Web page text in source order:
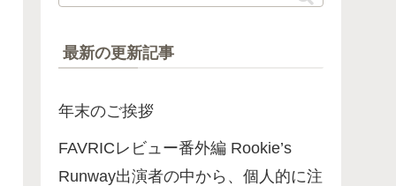
最新の更新記事
年末のご挨拶
FAVRICレビュー番外編 Rookie’s
Runway出演者の中から、個人的に注